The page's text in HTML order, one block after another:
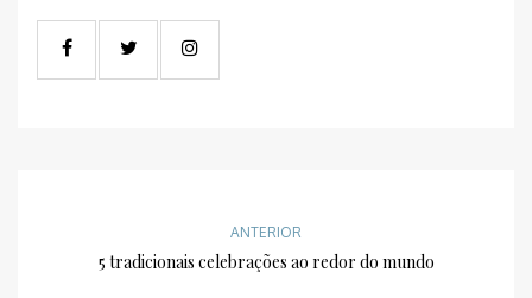
ANTERIOR
5 tradicionais celebrações ao redor do mundo